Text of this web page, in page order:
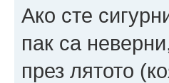
Ако сте
пак са
през лятото